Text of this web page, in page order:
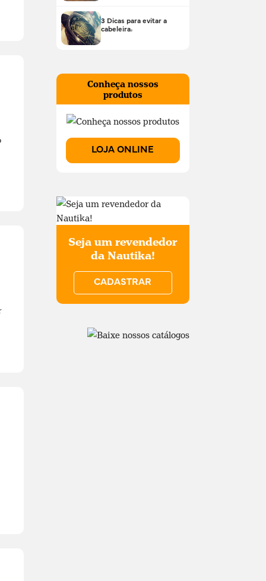
3 Dicas para evitar a
cabeleira!
Conheça nossos
produtos
LOJA ONLINE
Seja um revendedor
da Nautika!
CADASTRAR